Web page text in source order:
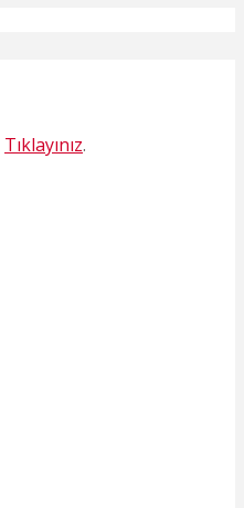
Tıklayınız.